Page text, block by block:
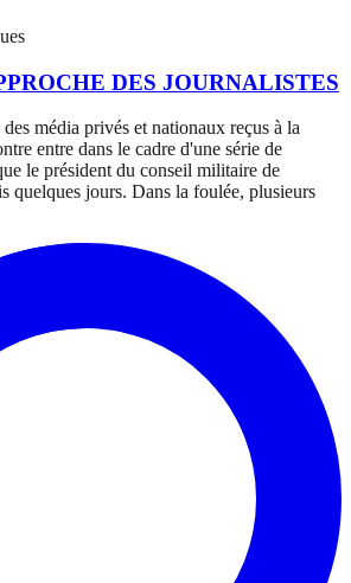
DES JOURNALISTES
média privés et nationaux reçus à la
entre dans le cadre d'une série de
le président du conseil militaire de
quelques jours. Dans la foulée, plusieurs